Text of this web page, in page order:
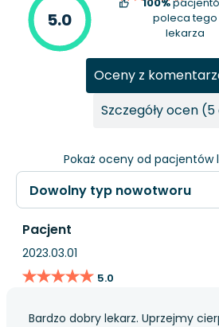
5.0
poleca tego
lekarza
Pokaż oceny od pacjentów
Oceny z
Szczegóły ocen
Pacjent
2023.03.01
★★★★★
★★★★★ 5.0
Bardzo dobry lekarz. Uprzejmy